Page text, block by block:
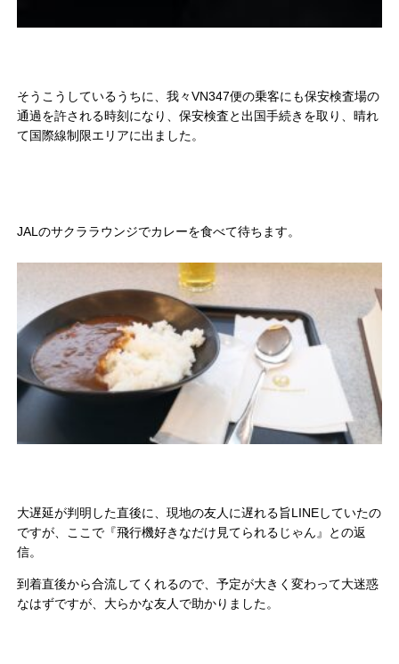
そうこうしているうちに、我々VN347便の乗客にも保安検査場の
通過を許される時刻になり、保安検査と出国手続きを取り、晴れ
て国際線制限エリアに出ました。
JALのサクララウンジでカレーを食べて待ちます。
大遅延が判明した直後に、現地の友人に遅れる旨LINEしていたの
ですが、ここで『飛行機好きなだけ見てられるじゃん』との返
信。
到着直後から合流してくれるので、予定が大きく変わって大迷惑
なはずですが、大らかな友人で助かりました。